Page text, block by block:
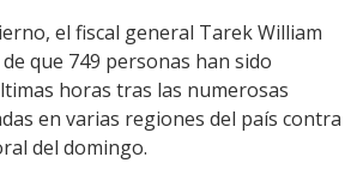
el fiscal general Tarek William
que 749 personas han sido
horas tras las numerosas
en varias regiones del país contra
del domingo.